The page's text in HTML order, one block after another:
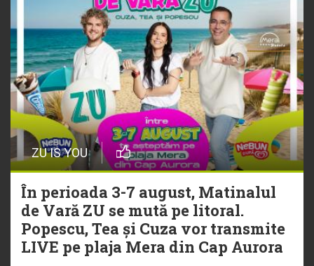
ZU IS YOU
În perioada 3-7 august, Matinalul
de Vară ZU se mută pe litoral.
Popescu, Tea și Cuza vor transmite
LIVE pe plaja Mera din Cap Aurora